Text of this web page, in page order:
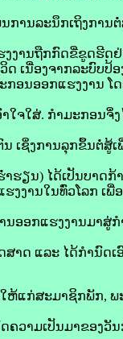
ານລະນຶກເຖິງການ
ງງານຖືກກົດຂີ່ຂູດຮີ
ເນື່ອງຈາກລະບົບປ້
ອນອອກແຮງງານ ໂ
ໃຈໃສ່. ກໍາມະກອນຈຶ່
ຊິ່ງການລຸກຂຶ້ນຕໍ່ສູ້ເ
າຮຽນ) ໄດ້ເປັນບາດ
ງານໃນທົ່ວໂລກ ເພື່
ອອກແຮງງານມາສູ່
ດ ແລະ ໄດ້ກຳນົດເ
ແກ່ສະມາຊິກພັກ, ພ
ຄວາມເປັນມາຂອງ